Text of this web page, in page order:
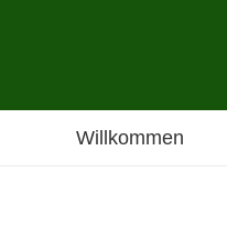
Willkommen